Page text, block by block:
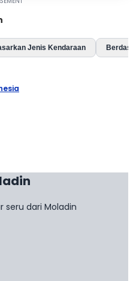
Jenis Kendaraan
dari Moladin